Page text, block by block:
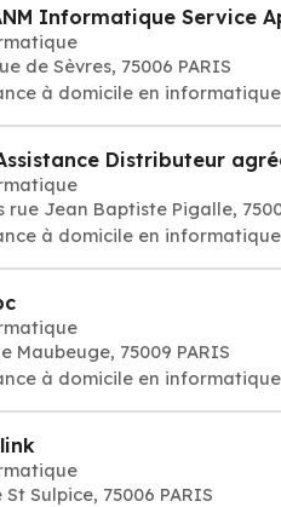
Informatique Service
de Sèvres, 75006 PARIS
à domicile en
Distributeur
rue Jean Baptiste Pigalle,
à domicile en
Maubeuge, 75009 PARIS
à domicile en
St Sulpice, 75006 PARIS